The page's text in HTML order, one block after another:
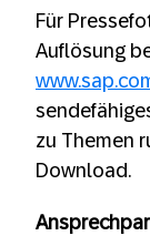
Für
Auflösung
zu Themen
Download.